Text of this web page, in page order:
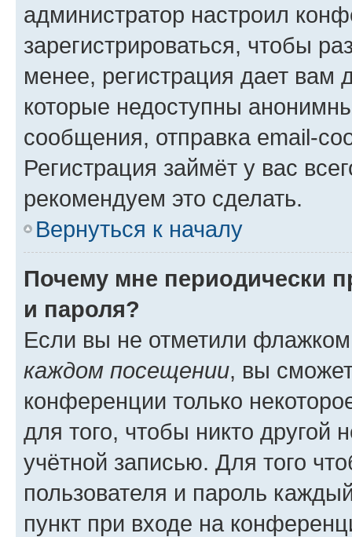
администратор настроил
зарегистрироваться, чтобы
менее, регистрация дает вам
которые недоступны
сообщения, отправка email-
Регистрация займёт у вас
рекомендуем это сделать.
Вернуться к началу
Почему мне периодически
и пароля?
Если вы не отметили
каждом посещении, вы
конференции только
для того, чтобы никто другой
учётной записью. Для того
пользователя и пароль
пункт при входе на